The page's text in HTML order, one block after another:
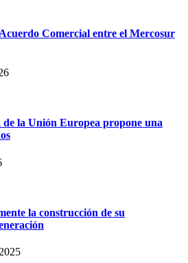
Comercial entre el Mercosur
de la Unión Europea propone una
la construcción de su